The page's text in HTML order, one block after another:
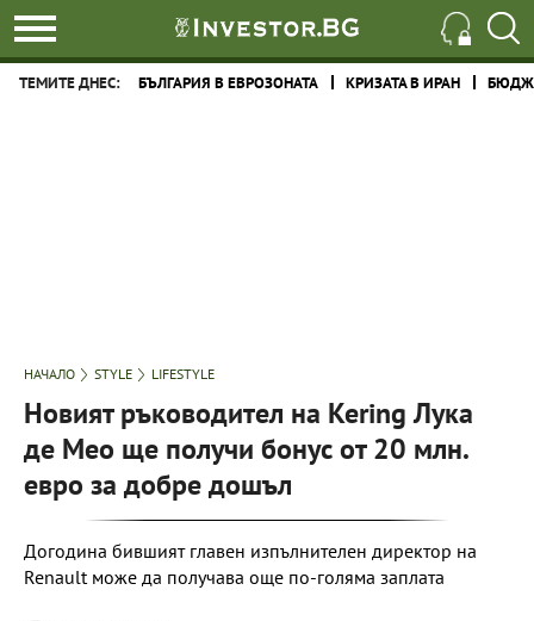
ТЕМИТЕ ДНЕС: БЪЛГАРИЯ В ЕВРОЗОНАТА КРИЗАТА В ИРАН
НАЧАЛО STYLE LIFESTYLE
Новият ръководител на Kering Лука
де Мео ще получи бонус от 20 млн.
евро за добре дошъл
Догодина бившият главен изпълнителен директор на
Renault може да получава още по-голяма заплата